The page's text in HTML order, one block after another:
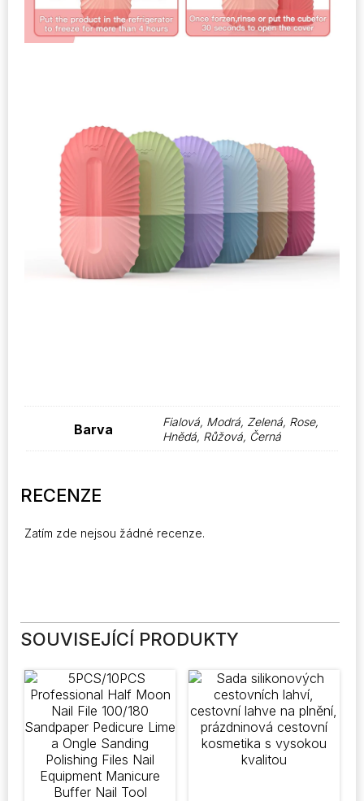
Barva
Fialová, Modrá, Zelená, Rose,
Hnědá, Růžová, Černá
RECENZE
Zatím zde nejsou žádné recenze.
SOUVISEJÍCÍ PRODUKTY